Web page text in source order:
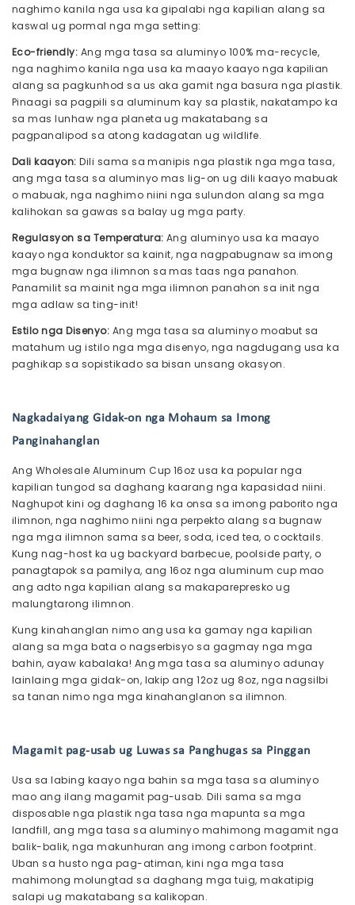
naghimo kanila nga usa ka gipalabi nga kapilian alang sa
kaswal ug pormal nga mga setting:
Eco-friendly: Ang mga tasa sa aluminyo 100% ma-recycle,
nga naghimo kanila nga usa ka maayo kaayo nga kapilian
alang sa pagkunhod sa us aka gamit nga basura nga plastik.
Pinaagi sa pagpili sa aluminum kay sa plastik, nakatampo ka
sa mas lunhaw nga planeta ug makatabang sa
pagpanalipod sa atong kadagatan ug wildlife.
Dali kaayon:Dili sama sa manipis nga plastik nga mga tasa,
ang mga tasa sa aluminyo mas lig-on ug dili kaayo mabuak
o mabuak, nga naghimo niini nga sulundon alang sa mga
kalihokan sa gawas sa balay ug mga party.
Regulasyon sa Temperatura: Ang aluminyo usa ka maayo
kaayo nga konduktor sa kainit, nga nagpabugnaw sa imong
mga bugnaw nga ilimnon sa mas taas nga panahon.
Panamilit sa mainit nga mga ilimnon panahon sa init nga
mga adlaw sa ting-init!
Estilo nga Disenyo: Ang mga tasa sa aluminyo moabut sa
matahum ug istilo nga mga disenyo, nga nagdugang usa ka
paghikap sa sopistikado sa bisan unsang okasyon.
Nagkadaiyang Gidak-on nga Mohaum sa Imong
Panginahanglan
Ang Wholesale Aluminum Cup 16oz usa ka popular nga
kapilian tungod sa daghang kaarang nga kapasidad niini.
Naghupot kini og daghang 16 ka onsa sa imong paborito nga
ilimnon, nga naghimo niini nga perpekto alang sa bugnaw
nga mga ilimnon sama sa beer, soda, iced tea, o cocktails.
Kung nag-host ka ug backyard barbecue, poolside party, o
panagtapok sa pamilya, ang 16oz nga aluminum cup mao
ang adto nga kapilian alang sa makaparepresko ug
malungtarong ilimnon.
Kung kinahanglan nimo ang usa ka gamay nga kapilian
alang sa mga bata o nagserbisyo sa gagmay nga mga
bahin, ayaw kabalaka! Ang mga tasa sa aluminyo adunay
lainlaing mga gidak-on, lakip ang 12oz ug 8oz, nga nagsilbi
sa tanan nimo nga mga kinahanglanon sa ilimnon.
Magamit pag-usab ug Luwas sa Panghugas sa Pinggan
Usa sa labing kaayo nga bahin sa mga tasa sa aluminyo
mao ang ilang magamit pag-usab. Dili sama sa mga
disposable nga plastik nga tasa nga mapunta sa mga
landfill, ang mga tasa sa aluminyo mahimong magamit nga
balik-balik, nga makunhuran ang imong carbon footprint.
Uban sa husto nga pag-atiman, kini nga mga tasa
mahimong molungtad sa daghang mga tuig, makatipig
salapi ug makatabang sa kalikopan.